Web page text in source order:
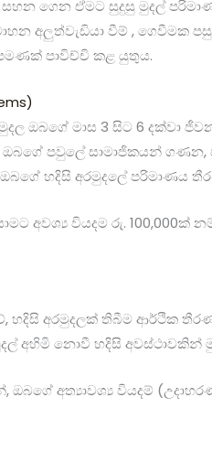
ගෙන ඒමට සුදුසු මුදල්
අලුත්වැඩියා වීම් , ගෙවීමක
පාවිච්චි කළ යුතුය.
ඔබගේ මාස 3 සිට 6 දක්වා
පවුලේ සාමාජිකයන් ගණන,
හදිසි අරමුදලේ පරිමාණය
අවශ්‍ය වියදම රු. 100,000ක්
හදිසි අරමුදලක් තිබීම ආර්ථික
අහිමි නොවී හදිසි අවස්ථාවකින්
අත්‍යාවශ්‍ය වියදම්